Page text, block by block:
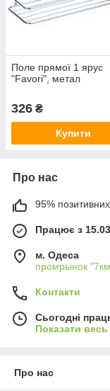
Поле прямої 1 ярус
"Favori", метал
326 ₴
Купити
Про нас
95% позитивних
Працює з
м. Одеса
промрынок
Контакти
Сьогодні
Показати
Про нас